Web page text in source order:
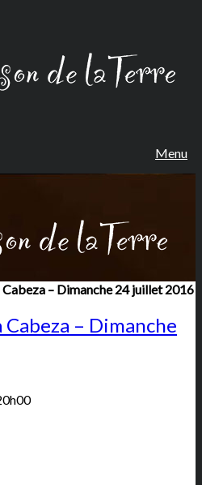
Menu
– Dimanche 24 juillet 2016
– Dimanche